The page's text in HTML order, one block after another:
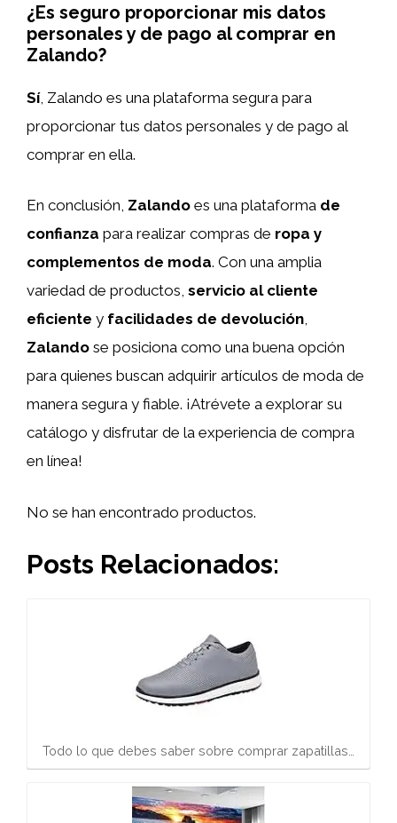
¿Es seguro proporcionar mis datos
personales y de pago al comprar en
Zalando?
Sí, Zalando es una plataforma segura para
proporcionar tus datos personales y de pago al
comprar en ella.
En conclusión, Zalando es una plataforma de
confianza para realizar compras de ropa y
complementos de moda. Con una amplia
variedad de productos, servicio al cliente
eficiente y facilidades de devolución,
Zalando se posiciona como una buena opción
para quienes buscan adquirir artículos de moda de
manera segura y fiable. ¡Atrévete a explorar su
catálogo y disfrutar de la experiencia de compra
en línea!
No se han encontrado productos.
Posts Relacionados:
Todo lo que debes saber sobre comprar zapatillas…